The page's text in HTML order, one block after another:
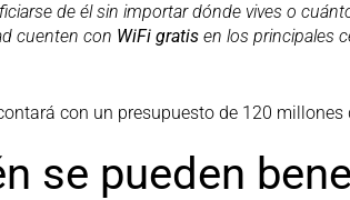
de él sin importar dónde vives o
cuenten con WiFi gratis en los principales
con un presupuesto de 120
se pueden